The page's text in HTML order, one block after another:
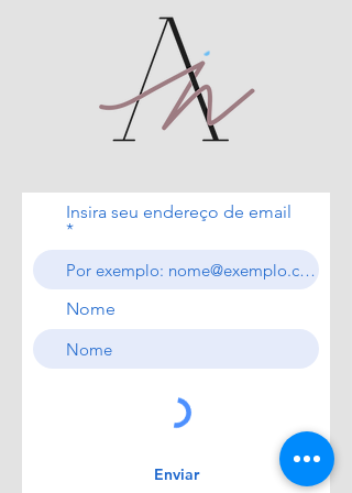
Insira seu endereço de email
Nome
Enviar